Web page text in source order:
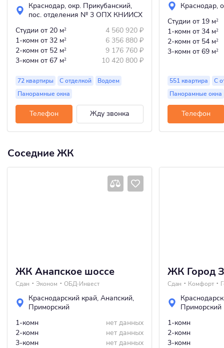
Краснодар, окр. Прикубанский,
пос. отделения № 3 ОПХ КНИИСХ
Студии от 20 м2 4 560 920 ₽
1-комн от 32 м2 6 356 880 ₽
2-комн от 52 м2 9 176 760 ₽
3-комн от 67 м2 10 420 800 ₽
72 квартиры С отделкой
Водоем
Панорамные окна
Телефон Жду звонка
Краснодар,
Студии от 19 м2
1-комн от 34 м2
2-комн от 54 м2
3-комн от 69 м2
551 квартира
С
Панорамные окна
Телефон
Соседние ЖК
ЖК Анапское шоссе
Сдан Эконом ОБД-Инвест
Краснодарский край, Анапский,
Приморский
1-комн
нет данных
2-комн
нет данных
3-комн
нет данных
ЖК Город
Сдан Комфорт
Приморский
1-комн
2-комн
3-комн